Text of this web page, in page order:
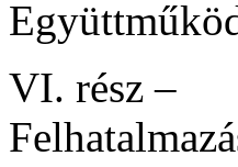
VI. rész –